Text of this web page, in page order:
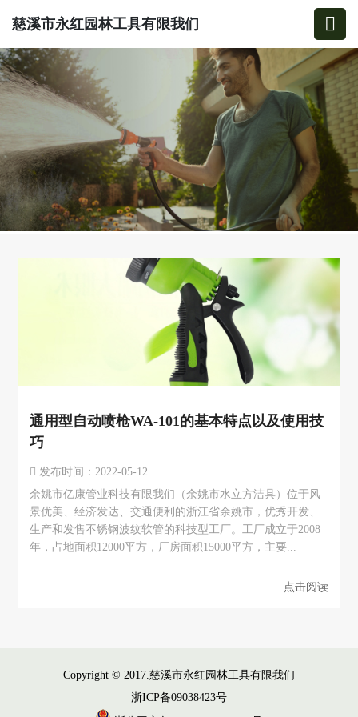
慈溪市永红园林工具有限我们
通用型自动喷枪WA-101的基本特点以及使用技
巧
发布时间：2022-05-12
余姚市亿康管业科技有限我们（余姚市水立方洁具）位于风
景优美、经济发达、交通便利的浙江省余姚市，优秀开发、
生产和发售不锈钢波纹软管的科技型工厂。工厂成立于2008
年，占地面积12000平方，厂房面积15000平方，主要...
点击阅读
Copyright © 2017.慈溪市永红园林工具有限我们
浙ICP备09038423号